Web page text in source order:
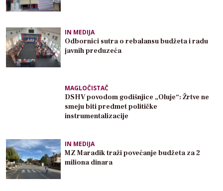
IN MEDIJA
Odbornici sutra o rebalansu budžeta i radu
javnih preduzeća
MAGLOČISTAČ
DSHV povodom godišnjice „Oluje“: Žrtve ne
smeju biti predmet političke
instrumentalizacije
IN MEDIJA
MZ Maradik traži povećanje budžeta za 2
miliona dinara